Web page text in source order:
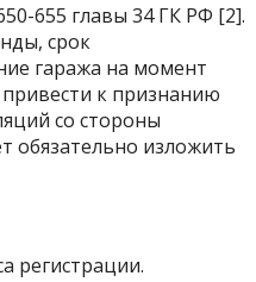
655 главы 34 ГК РФ [2].
срок
гаража на момент
привести к признанию
со стороны
обязательно изложить
регистрации.